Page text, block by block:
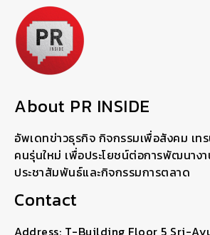
About PR INSIDE
อัพเดทข่าวธุรกิจ กิจกรรมเพื่อสังคม เท
คนรุ่นใหม่ เพื่อประโยชน์ต่อการพัฒนาง
ประชาสัมพันธ์และกิจกรรมการตลาด
Contact
Address: T-Building Floor 5 Sri-